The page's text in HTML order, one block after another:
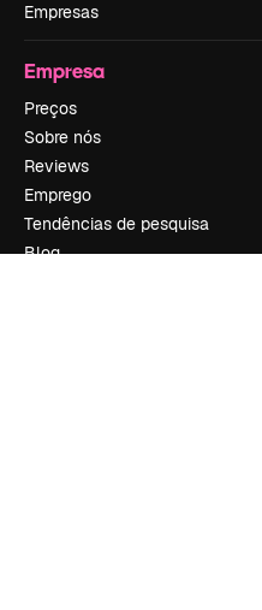
Empresas
Empresa
Preços
Sobre nós
Reviews
Emprego
Tendências de pesquisa
Blog